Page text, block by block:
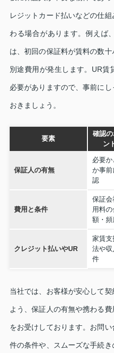
レジットカード払いなどの仕
わる場合があります。例えば
は、初回の保証料が賃料の数
別途費用が発生します。UR賃
必要がありますので、事前に
おきましょう。
要素
確認の
ン
保証人の有無
必要か
か事前
認
費用と条件
保証会
用料の
額・頻
クレジット払いやUR
家賃支
法や収
件
当社では、お客様が安心して
よう、保証人の有無や携わる
をお受けしております。お問
件の条件や、スムーズな手続